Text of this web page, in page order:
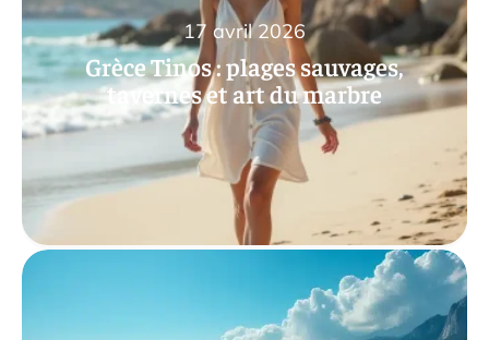
Grèce Tinos : plages sauvages,
tavernes et art du marbre
17 avril 2026